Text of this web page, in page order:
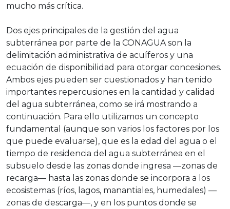
mucho más crítica.
Dos ejes principales de la gestión del agua
subterránea por parte de la CONAGUA son la
delimitación administrativa de acuíferos y una
ecuación de disponibilidad para otorgar concesiones.
Ambos ejes pueden ser cuestionados y han tenido
importantes repercusiones en la cantidad y calidad
del agua subterránea, como se irá mostrando a
continuación. Para ello utilizamos un concepto
fundamental (aunque son varios los factores por los
que puede evaluarse), que es la edad del agua o el
tiempo de residencia del agua subterránea en el
subsuelo desde las zonas donde ingresa —zonas de
recarga— hasta las zonas donde se incorpora a los
ecosistemas (ríos, lagos, manantiales, humedales) —
zonas de descarga—, y en los puntos donde se